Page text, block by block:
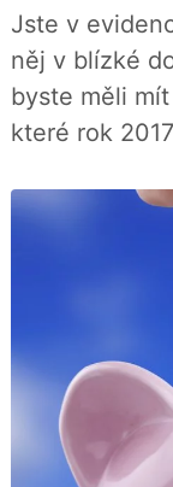
Jste v
něj v blízké
byste měli
které rok